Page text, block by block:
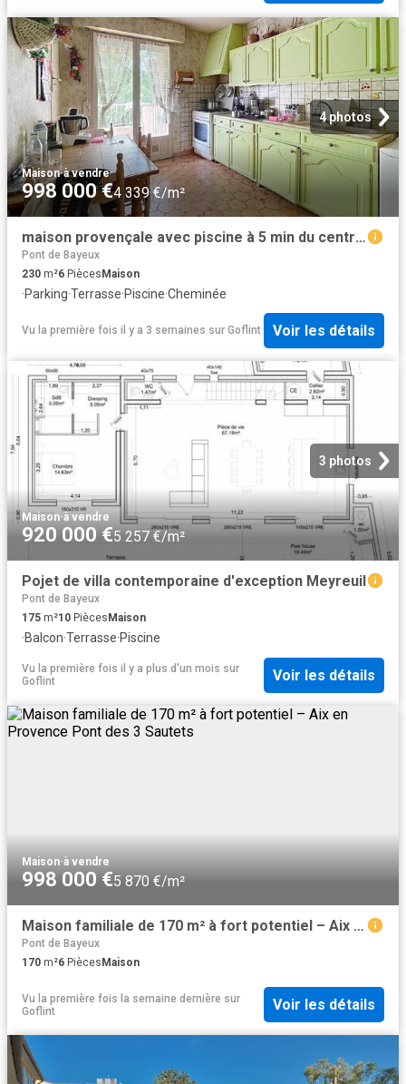
4 photos
Maison·à vendre
998 000 €4 339 €/m²
maison provençale avec piscine à 5 min du centre d'aix
Pont de Bayeux
230 m²6 PiècesMaison
·Parking·Terrasse·Piscine·Cheminée
Vu la première fois il y a 3 semaines sur Goflint Voir les détails
3 photos
Maison·à vendre
920 000 €5 257 €/m²
Pojet de villa contemporaine d'exception Meyreuil
Pont de Bayeux
175 m²10 Pièces Maison
·Balcon·Terrasse·Piscine
Vu la première fois il y a plus d'un mois sur
Goflint
Voir les détails
Maison·à vendre
998 000 €5 870 €/m²
Maison familiale de 170 m² à fort potentiel – Aix en Provence Pont des 3 Sautets
Pont de Bayeux
170 m²6 PiècesMaison
Vu la première fois la semaine dernière sur
Goflint
Voir les détails